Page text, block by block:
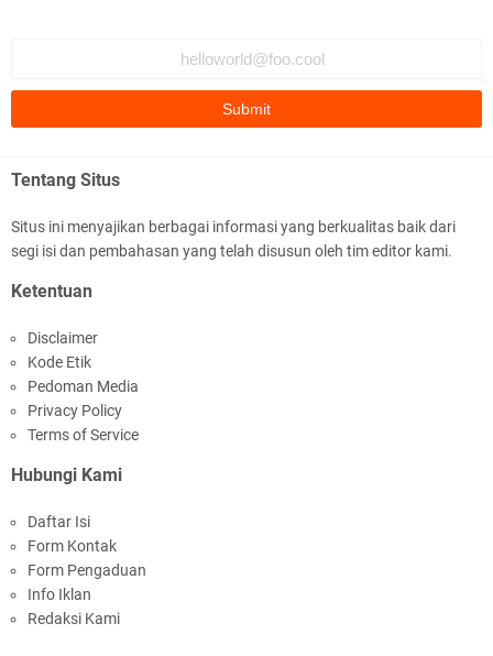
Tentang Situs
Situs ini menyajikan berbagai informasi yang berkualitas baik dari
segi isi dan pembahasan yang telah disusun oleh tim editor kami.
Ketentuan
Disclaimer
Kode Etik
Pedoman Media
Privacy Policy
Terms of Service
Hubungi Kami
Daftar Isi
Form Kontak
Form Pengaduan
Info Iklan
Redaksi Kami